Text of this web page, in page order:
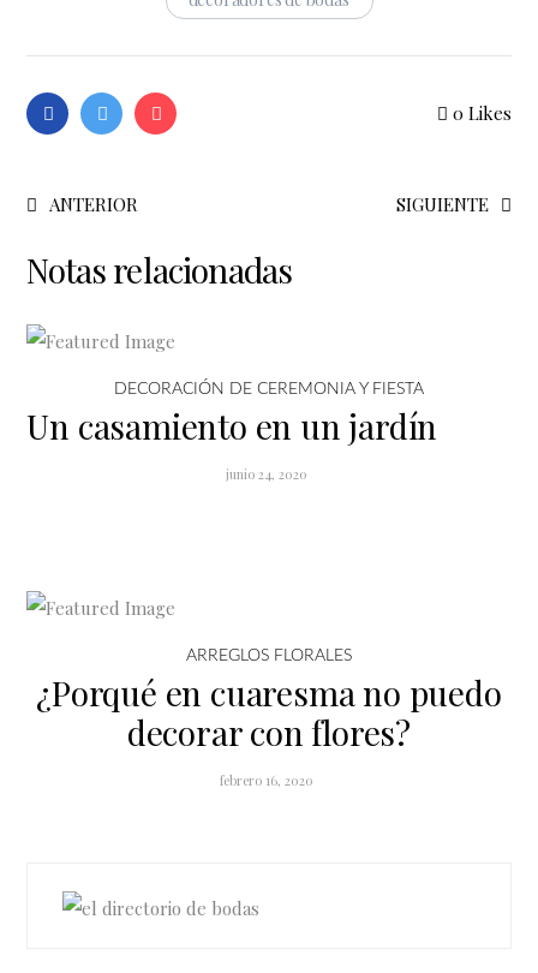
0 Likes
ANTERIOR SIGUIENTE
Notas relacionadas
DECORACIÓN DE CEREMONIA Y FIESTA
Un casamiento en un jardín
junio 24, 2020
ARREGLOS FLORALES
¿Porqué en cuaresma no puedo
decorar con flores?
febrero 16, 2020